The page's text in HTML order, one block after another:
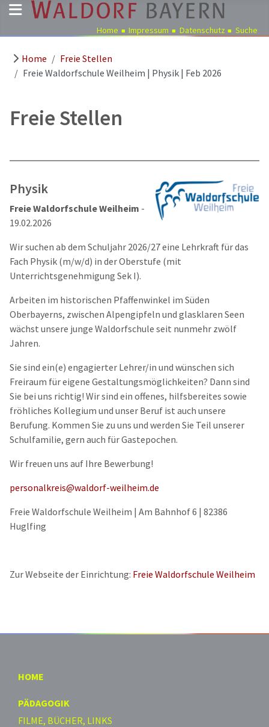
Pädagogik
Kindergärten
Ausbildung
Stellen
Aktuelles
Home Impressum Datenschutz Suche
Home
Freie Stellen
Freie Waldorfschule Weilheim | Physik | Feb 2026
Freie Stellen
Physik
Freie Waldorfschule Weilheim -
19.02.2026
Wir suchen ab dem Schuljahr 2026/27 eine Lehrkraft für das
Fach Physik (m/w/d) in der Oberstufe (mit
Unterrichtsgenehmigung Sek I).
Arbeiten im historischen Pfaffenwinkel im Süden
Oberbayerns, zwischen Alpengipfeln und glasklaren Seen
wächst unsere junge Waldorfschule seit nunmehr zwölf
Jahren.
Sie sind ein(e) engagierter Lehrer/in und wünschen sich
Freiraum für eigene Gestaltungsmöglichkeiten? Dann sind
Sie bei uns richtig! Wir sind ein offenes, hilfsbereites sowie
fröhliches Kollegium und unser Beruf ist auch unsere
Berufung. Kommen Sie zu uns und werden Sie Teil unserer
Schulfamilie, gern auch für Gastepochen.
Wir freuen uns auf Ihre Bewerbung!
personalkreis@waldorf-weilheim.de
Freie Waldorfschule Weilheim | Am Bahnhof 6 | 82386
Huglfing
Zur Webseite der Einrichtung: Freie Waldorfschule Weilheim
HOME
PÄDAGOGIK
FILME, BÜCHER, LINKS